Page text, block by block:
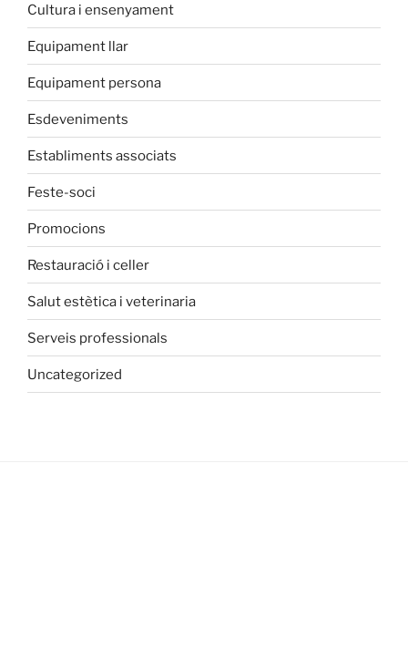
Cultura i ensenyament
Equipament llar
Equipament persona
Esdeveniments
Establiments associats
Feste-soci
Promocions
Restauració i celler
Salut estètica i veterinaria
Serveis professionals
Uncategorized